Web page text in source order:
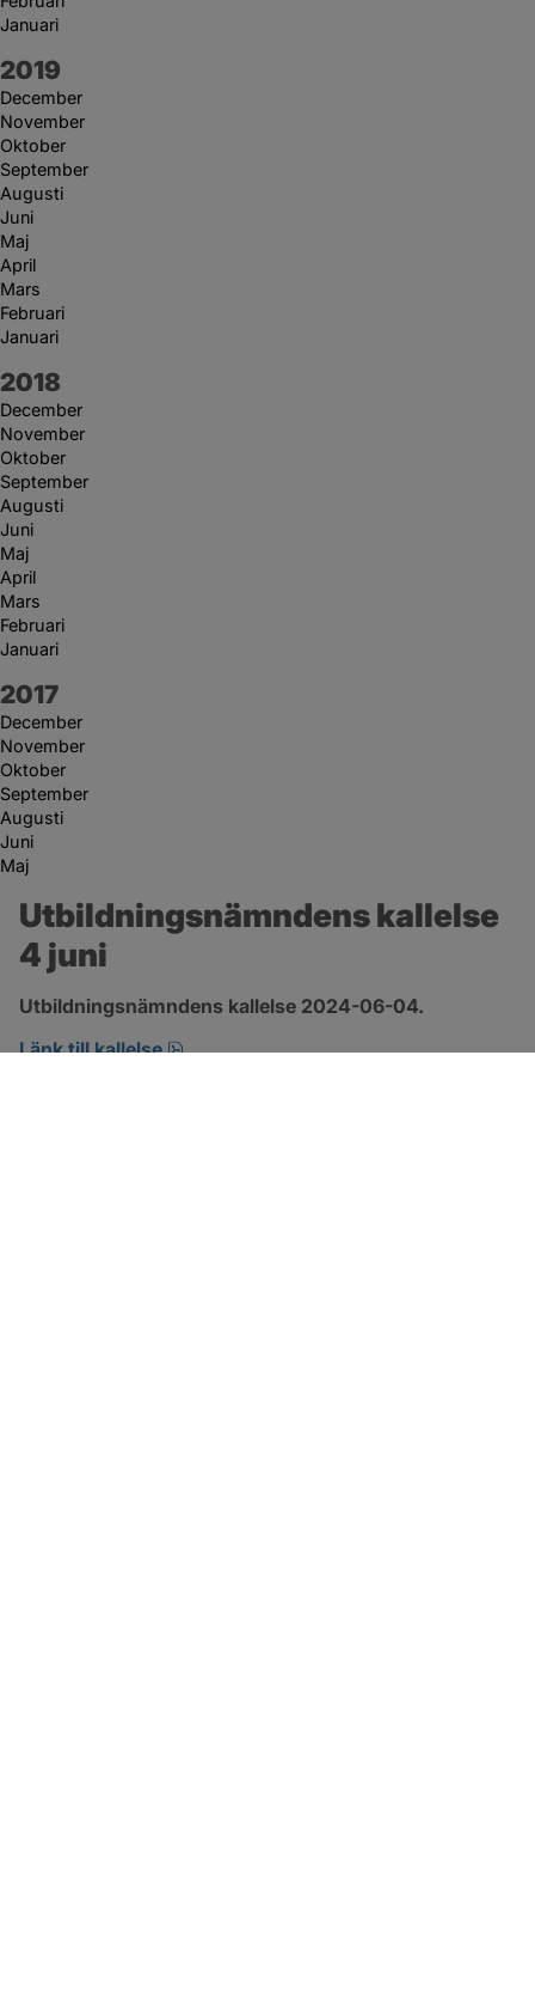
Januari
År:
2019
December
November
Oktober
September
Augusti
Juni
Maj
April
Mars
Februari
Januari
År:
2018
December
November
Oktober
September
Augusti
Juni
Maj
April
Mars
Februari
Januari
År:
2017
December
November
Oktober
September
Augusti
Juni
Maj
Utbildningsnämndens kallelse
4 juni
Utbildningsnämndens kallelse 2024-06-04.
Länk till kallelse
pdf, 201.5 kB, öppnas i nytt fönster.